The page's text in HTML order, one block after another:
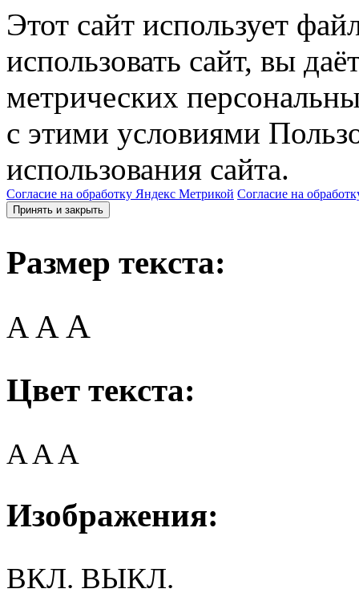
Этот сайт использует
использовать сайт, вы
метрических
с этими условиями
использования сайта.
Согласие на обработку Яндекс Метрикой Согласие на
Принять и закрыть
Размер текста:
A AA
Цвет текста:
AAA
Изображения:
ВКЛ. ВЫКЛ.